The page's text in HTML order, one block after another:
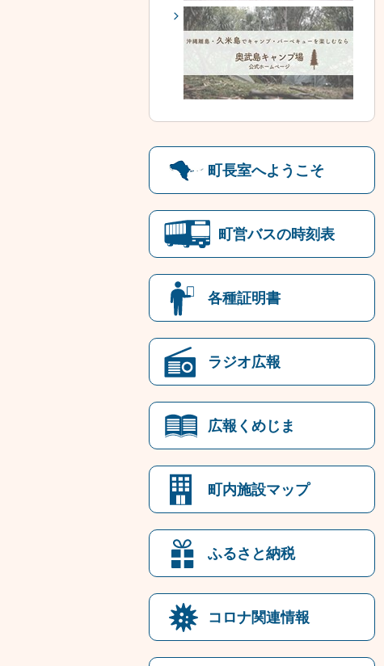
町長室へようこそ
町営バスの時刻表
各種証明書
ラジオ広報
広報くめじま
町内施設マップ
ふるさと納税
コロナ関連情報